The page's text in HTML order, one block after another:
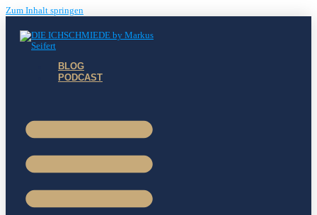
Zum Inhalt springen
BLOG
PODCAST